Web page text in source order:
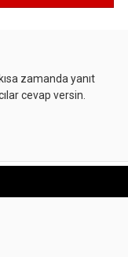
zamanda yanıt
cevap versin.